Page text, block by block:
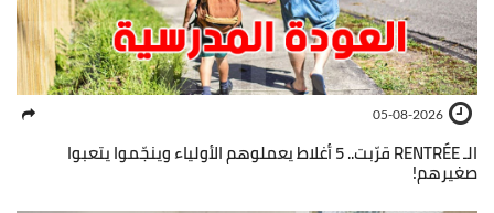
05-08-2026
الـ RENTRÉE قرّبت.. 5 أغلاط يعملوهم الأولياء وينجّموا يتعبوا
صغيرهم!